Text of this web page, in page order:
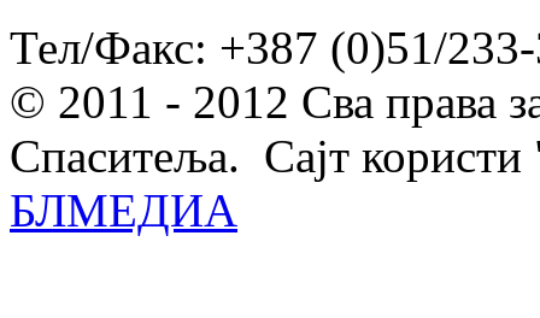
Тел/Факс: +387 (0)51/
© 2011 - 2012 Сва права
Спаситеља. Сајт
БЛМЕДИА